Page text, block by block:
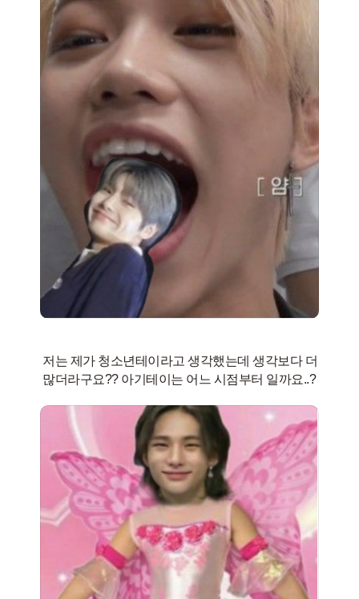
저는 제가 청소년테이라고 생각했는데 생각보다 더
많더라구요?? 아기테이는 어느 시점부터 일까요..?